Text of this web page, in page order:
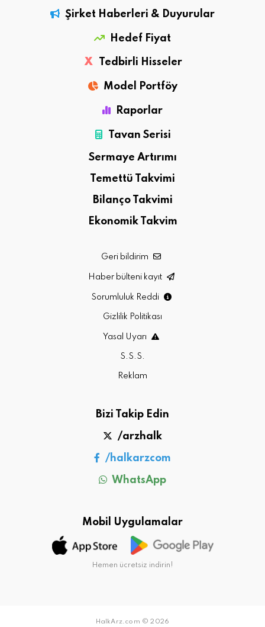
Şirket Haberleri & Duyurular
Hedef Fiyat
X Tedbirli Hisseler
Model Portföy
Raporlar
Tavan Serisi
Sermaye Artırımı
Temettü Takvimi
Bilanço Takvimi
Ekonomik Takvim
Geri bildirim
Haber bülteni kayıt
Sorumluluk Reddi
Gizlilik Politikası
Yasal Uyarı
S.S.S.
Reklam
Bizi Takip Edin
/arzhalk
/halkarzcom
WhatsApp
Mobil Uygulamalar
Hemen ücretsiz indirin!
HalkArz.com © 2026